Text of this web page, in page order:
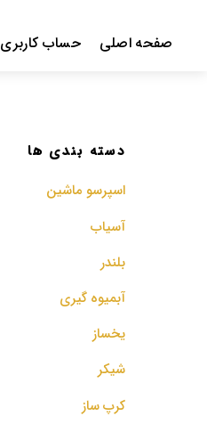
صفحه اصلی حساب کاربری
دسته بندی ها
اسپرسو‌ ماشین
آسیاب
بلندر
آبمیوه گیری
یخساز
شیکر
کرپ ساز